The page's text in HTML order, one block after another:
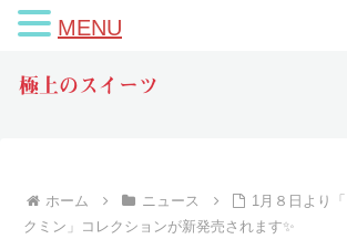
極上のスイーツ
ホーム ニュース
1月８日より
クミン」コレクションが新発売されます✨
MENU